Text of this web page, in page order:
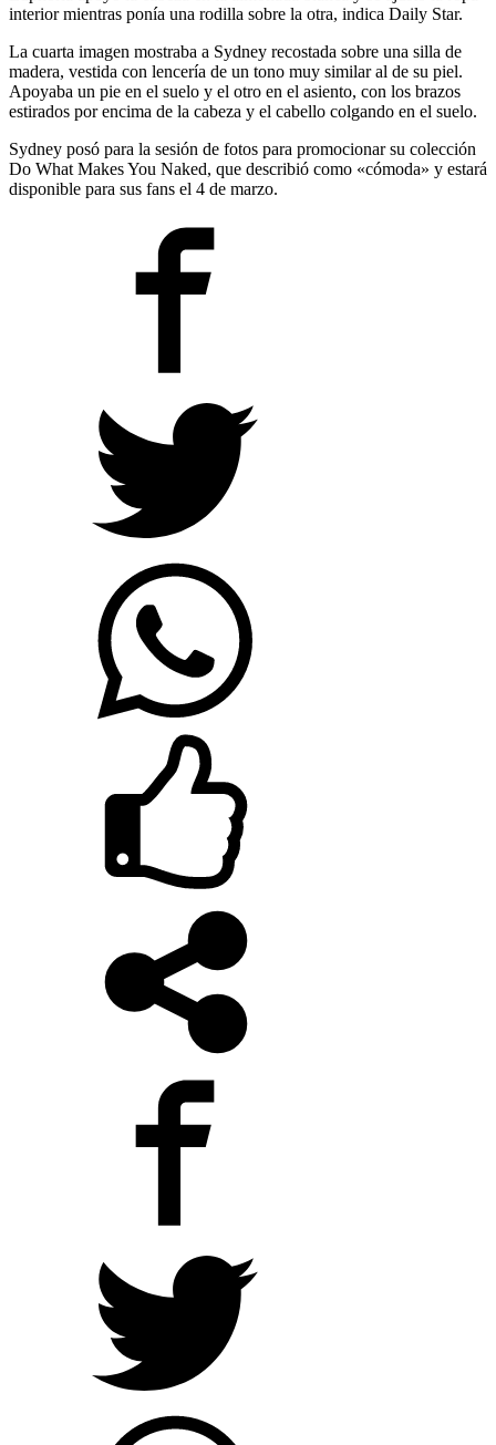
interior mientras ponía una rodilla sobre la otra, indica Daily Star.
La cuarta imagen mostraba a Sydney recostada sobre una silla de
madera, vestida con lencería de un tono muy similar al de su piel.
Apoyaba un pie en el suelo y el otro en el asiento, con los brazos
estirados por encima de la cabeza y el cabello colgando en el suelo.
Sydney posó para la sesión de fotos para promocionar su colección
Do What Makes You Naked, que describió como «cómoda» y estará
disponible para sus fans el 4 de marzo.